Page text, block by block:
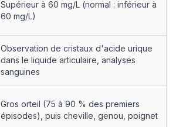
Supérieur à 60 mg/L (normal : inférieur à
60 mg/L)
Observation de cristaux d'acide urique
dans le liquide articulaire, analyses
sanguines
Gros orteil (75 à 90 % des premiers
épisodes), puis cheville, genou, poignet